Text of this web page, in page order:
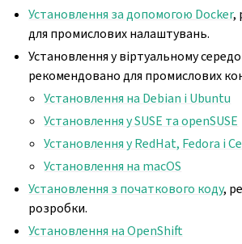
Установлення за допомогою Docker,
для промислових налаштувань.
Установлення у віртуальному
рекомендовано для промислових
Установлення на Debian і Ubuntu
Установлення у SUSE та openSUSE
Установлення у RedHat, Fedora і
Установлення на macOS
Установлення з початкового коду,
розробки.
Установлення на OpenShift